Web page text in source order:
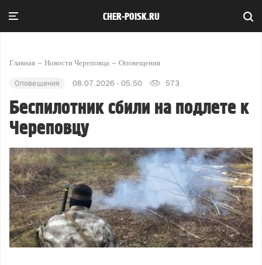
CHER-POISK.RU
Главная Новости Череповца Оповещения
Оповещения 08.07.2026 - 05:50 573
Беспилотник сбили на подлете к
Череповцу